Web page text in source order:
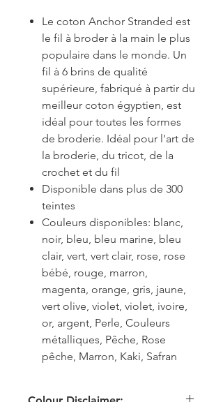
Le coton Anchor Stranded est
le fil à broder à la main le plus
populaire dans le monde. Un
fil à 6 brins de qualité
supérieure, fabriqué à partir du
meilleur coton égyptien, est
idéal pour toutes les formes
de broderie. Idéal pour l'art de
la broderie, du tricot, de la
crochet et du fil
Disponible dans plus de 300
teintes
Couleurs disponibles: blanc,
noir, bleu, bleu marine, bleu
clair, vert, vert clair, rose, rose
bébé, rouge, marron,
magenta, orange, gris, jaune,
vert olive, violet, violet, ivoire,
or, argent, Perle, Couleurs
métalliques, Pêche, Rose
pêche, Marron, Kaki, Safran